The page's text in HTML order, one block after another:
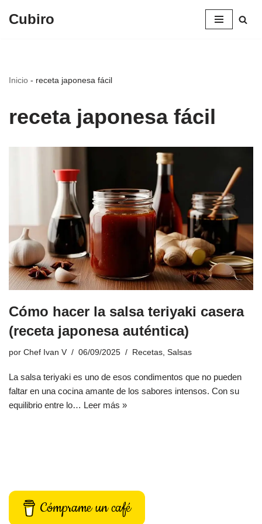
Cubiro
Inicio - receta japonesa fácil
receta japonesa fácil
Cómo hacer la salsa teriyaki casera
(receta japonesa auténtica)
por Chef Ivan V 06/09/2025 Recetas, Salsas
La salsa teriyaki es uno de esos condimentos que no pueden
faltar en una cocina amante de los sabores intensos. Con su
equilibrio entre lo… Leer más »
Cómprame un café